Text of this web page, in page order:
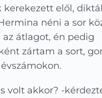
kerekezett elől,
néni a sor
az átlagot, én pedig
zártam a sort,
volt akkor? -